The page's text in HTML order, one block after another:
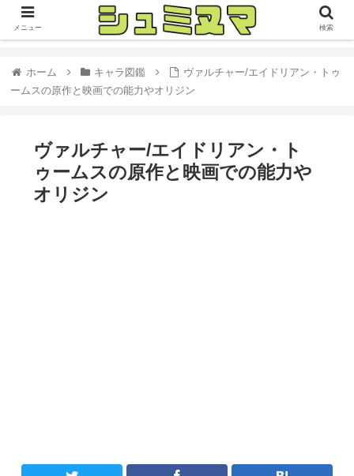
ホーム キャラ図鑑
ヴァルチャー/エイドリアン・トゥ
ームスの原作と映画での能力やオリジン
ヴァルチャー/エイドリアン・ト
ゥームスの原作と映画での能力や
オリジン
メニュー 検索